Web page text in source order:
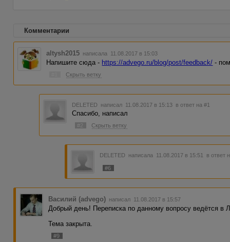
Комментарии
altysh2015 написала 11.08.2017 в 15:03
Напишите сюда - https://advego.ru/blog/post/feedback/ -
Скрыть ветку
DELETED написал 11.08.2017 в 15:13 в ответ на #1
Спасибо, написал
#2 Скрыть ветку
DELETED написала 11.08.2017 в 15:51 в ответ
#6
Василий (advego) написал 11.08.2017 в 15:57
Добрый день! Переписка по данному вопросу ведётся в
Тема закрыта.
#9